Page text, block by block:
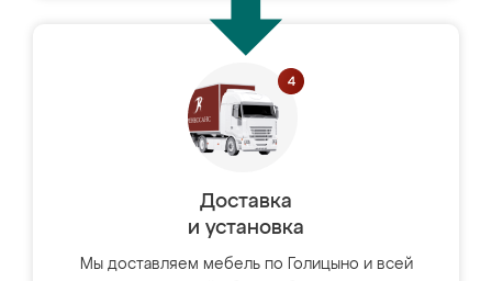
Доставка
и установка
Мы доставляем мебель по Голицыно и всей